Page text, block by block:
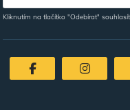
Kliknutím na tlačítko "Odebírat"